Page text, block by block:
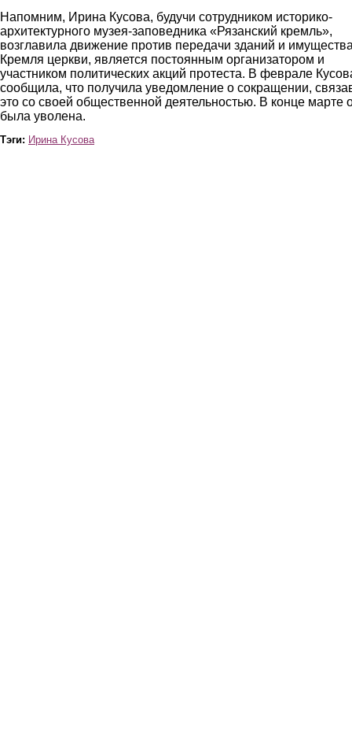
Напомним, Ирина Кусова, будучи сотрудником историко-
архитектурного музея-заповедника «Рязанский кремль»,
возглавила движение против передачи зданий и
Кремля церкви, является постоянным организатором и
участником политических акций протеста. В феврале
сообщила, что получила уведомление о сокращении,
это со своей общественной деятельностью. В конце марте
была уволена.
Тэги: Ирина Кусова